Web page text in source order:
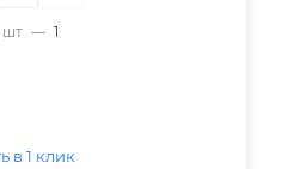
шт — 1
в 1 клик